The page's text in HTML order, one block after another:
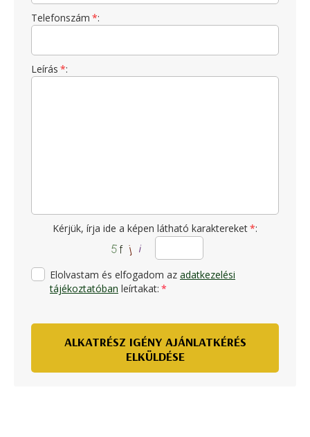
Telefonszám *:
Leírás *:
Kérjük, írja ide a képen látható karaktereket*:
Elolvastam és elfogadom az adatkezelési
tájékoztatóban leírtakat: *
ALKATRÉSZ IGÉNY AJÁNLATKÉRÉS
ELKÜLDÉSE